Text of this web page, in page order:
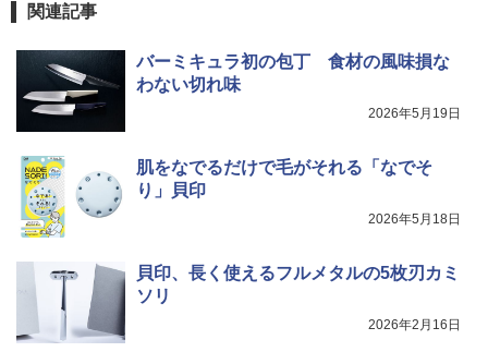
関連記事
バーミキュラ初の包丁 食材の風味損な
わない切れ味
2026年5月19日
肌をなでるだけで毛がそれる「なでそ
り」貝印
2026年5月18日
貝印、長く使えるフルメタルの5枚刃カミ
ソリ
2026年2月16日